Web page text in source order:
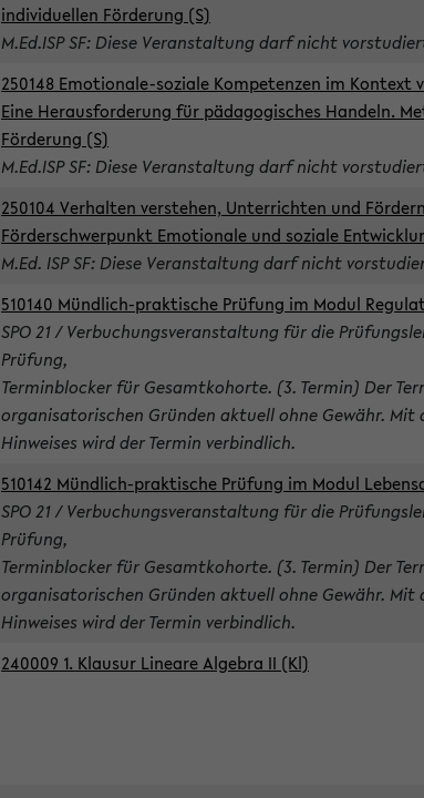
individuellen Förderung (S)
M.Ed.ISP SF: Diese Veranstaltung darf nicht
250148 Emotionale-soziale Kompetenzen im Kontext
Eine Herausforderung für pädagogisches Handeln.
Förderung (S)
M.Ed.ISP SF: Diese Veranstaltung darf nicht
250104 Verhalten verstehen, Unterrichten und
Förderschwerpunkt Emotionale und soziale
M.Ed. ISP SF: Diese Veranstaltung darf nicht
510140 Mündlich-praktische Prüfung im Modul
SPO 21 / Verbuchungsveranstaltung für die
Prüfung,
Terminblocker für Gesamtkohorte. (3. Termin) Der
organisatorischen Gründen aktuell ohne Gewähr. Mit
Hinweises wird der Termin verbindlich.
510142 Mündlich-praktische Prüfung im Modul
SPO 21 / Verbuchungsveranstaltung für die
Prüfung,
Terminblocker für Gesamtkohorte. (3. Termin) Der
organisatorischen Gründen aktuell ohne Gewähr. Mit
Hinweises wird der Termin verbindlich.
240009 1. Klausur Lineare Algebra II (Kl)